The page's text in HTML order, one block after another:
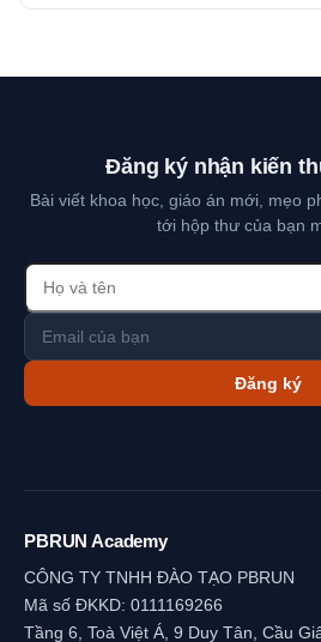
Đăng ký nhận kiến
Bài viết khoa học, giáo án mới, mẹo
tới hộp thư của bạn
Đăng ký
PBRUN Academy
CÔNG TY TNHH ĐÀO TẠO PBRUN
Mã số ĐKKD: 0111169266
Tầng 6, Toà Việt Á, 9 Duy Tân, Cầu